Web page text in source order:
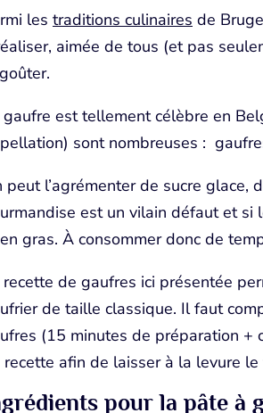
les traditions culinaires de
aimée de tous (et pas
gaufre est tellement célèbre en
sont nombreuses :
peut l’agrémenter de sucre
est un vilain défaut et si
gras. À consommer donc de
recette de gaufres ici présentée
de taille classique. Il faut
(15 minutes de préparation +
afin de laisser à la levure le
pour la pâte à